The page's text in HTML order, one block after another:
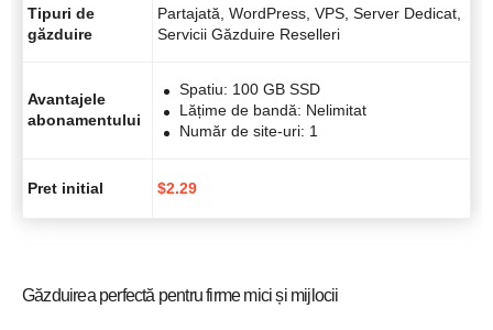
Tipuri de
găzduire
Partajată, WordPress, VPS, Server Dedicat,
Servicii Găzduire Reselleri
Avantajele
abonamentului
Spatiu: 100 GB SSD
Lățime de bandă: Nelimitat
Număr de site-uri: 1
Pret initial $2.29
Găzduirea perfectă pentru firme mici și mijlocii